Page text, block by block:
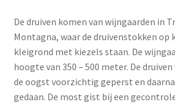
De druiven komen van wijngaarden in
Montagna, waar de druivenstokken op
kleigrond met kiezels staan. De
hoogte van 350 – 500 meter. De
de oogst voorzichtig geperst en
gedaan. De most gist bij een